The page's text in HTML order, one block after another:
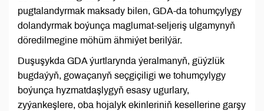
pugtalandyrmak maksady bilen, GDA-da tohumçylygy
dolandyrmak boýunça maglumat-seljeriş ulgamynyň
döredilmegine möhüm ähmiýet berilýär.
Duşuşykda GDA ýurtlarynda ýeralmanyň, güýzlük
bugdaýyň, gowaçanyň seçgiçiligi we tohumçylygy
boýunça hyzmatdaşlygyň esasy ugurlary,
zyýankeşlere, oba hojalyk ekinleriniň kesellerine garşy